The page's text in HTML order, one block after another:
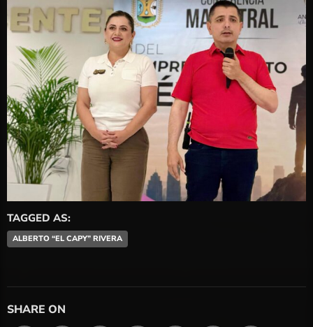
TAGGED AS:
ALBERTO “EL CAPY” RIVERA
SHARE ON